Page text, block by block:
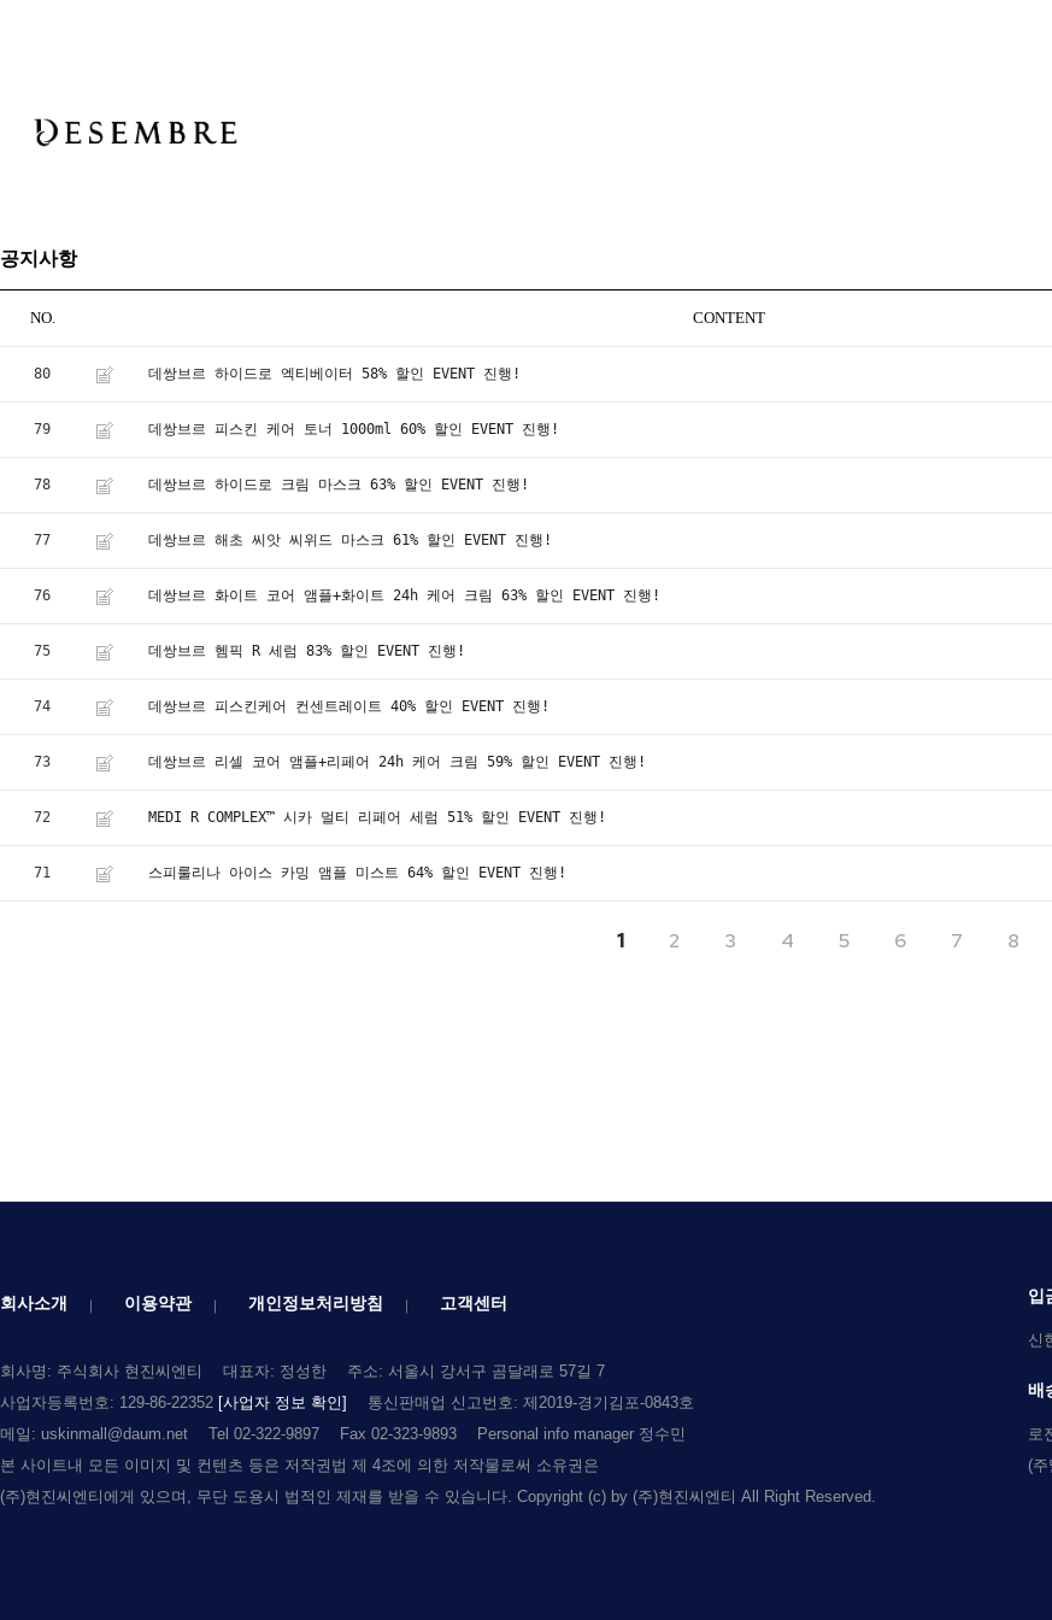
공지사항
NO. CONTENT
80 데쌍브르 하이드로 엑티베이터 58% 할인 EVENT 진행!
79 데쌍브르 피스킨 케어 토너 1000ml 60% 할인 EVENT 진행!
78 데쌍브르 하이드로 크림 마스크 63% 할인 EVENT 진행!
77 데쌍브르 해초 씨앗 씨위드 마스크 61% 할인 EVENT 진행!
76 데쌍브르 화이트 코어 앰플+화이트 24h 케어 크림 63% 할인 EVENT 진행!
75 데쌍브르 헴픽 R 세럼 83% 할인 EVENT 진행!
74 데쌍브르 피스킨케어 컨센트레이트 40% 할인 EVENT 진행!
73 데쌍브르 리셀 코어 앰플+리페어 24h 케어 크림 59% 할인 EVENT 진행!
72 MEDI R COMPLEX™ 시카 멀티 리페어 세럼 51% 할인 EVENT 진행!
71 스피룰리나 아이스 카밍 앰플 미스트 64% 할인 EVENT 진행!
1 2 3 4 5 6 7 8
회사소개 이용약관 개인정보처리방침 고객센터
회사명: 주식회사 현진씨엔티 대표자: 정성한
주소: 서울시 강서구 곰달래로 57길 7
사업자등록번호: 129-86-22352 [사업자 정보 확인]
통신판매업 신고번호: 제2019-경기김포-0843호
메일: uskinmall@daum.net
Tel 02-322-9897 Fax 02-323-9893
Personal info manager 정수민
본 사이트내 모든 이미지 및 컨텐츠 등은 저작권법 제 4조에 의한 저작물로써 소유권은
(주)현진씨엔티에게 있으며, 무단 도용시 법적인 제재를 받을 수 있습니다. Copyright (c) by (주)현진씨엔티 All Right Reserved.
입
신
배
로
(주